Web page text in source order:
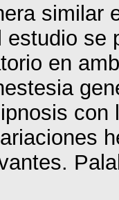
similar
estudio
en